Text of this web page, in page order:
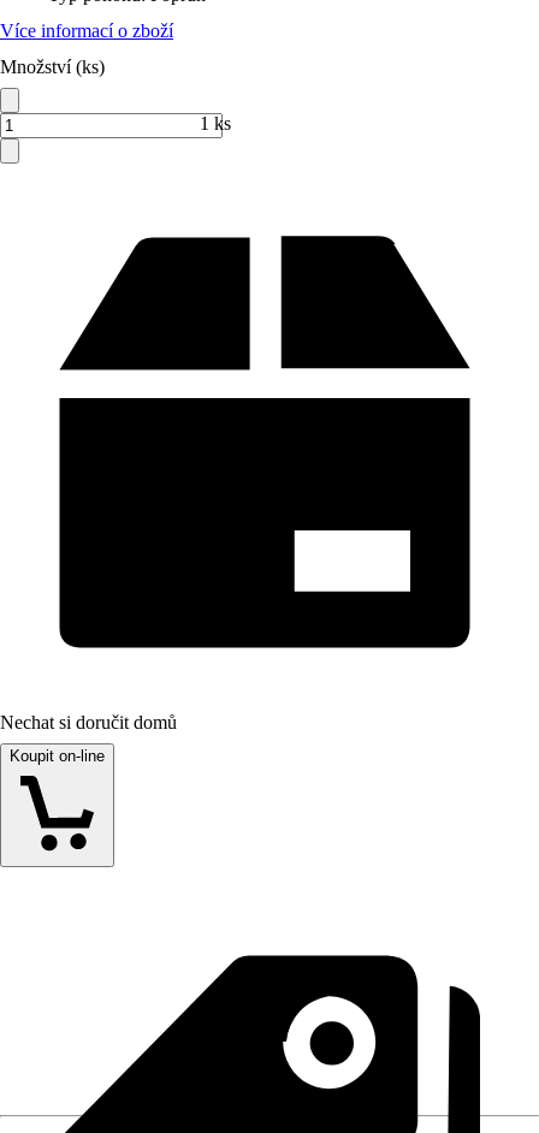
Více informací o zboží
Množství (ks)
1 ks
Nechat si doručit domů
Koupit on-line